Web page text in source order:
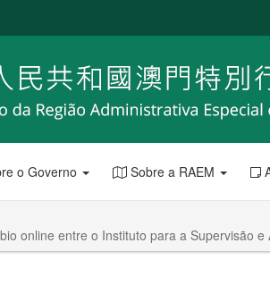
o Governo Sobre a RAEM
online entre o Instituto para a Supervisão